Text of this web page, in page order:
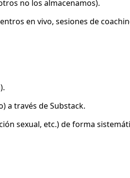
no los almacenamos).
en vivo, sesiones de
a través de Substack.
sexual, etc.) de forma